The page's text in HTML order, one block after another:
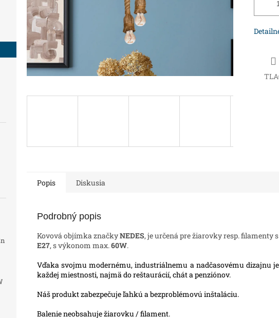
Popis Diskusia
Podrobný popis
Kovová objímka značkyNEDES, je určená pre žiarovky resp. filamenty
E27, s výkonom max. 60W.
Vďaka svojmu modernému, industriálnemu a nadčasovému dizajnu
každej miestnosti, najmä do reštaurácií, chát a penziónov.
Náš produkt zabezpečuje ľahkú a bezproblémovú inštaláciu.
Balenie neobsahuje žiarovku / filament.